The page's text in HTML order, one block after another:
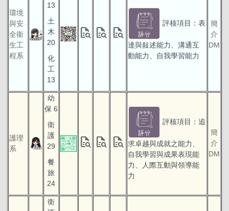
環境
與安
全衞
生工
程系
13
土
木
20
化
工
13
quick_reference_all quick_reference_all quick_reference_all
評核項目：表
達與敍述能力、溝通互
動能力、自我學習能力
簡
介
DM
護理
系
幼
保 6
衛
護
29
餐
旅
24
quick_reference_all quick_reference_all quick_reference_all
評核項目：追
求卓越與成就之能力、
自我學習與成果表現能
力、人際互動與領導能
力
簡
介
DM
衛